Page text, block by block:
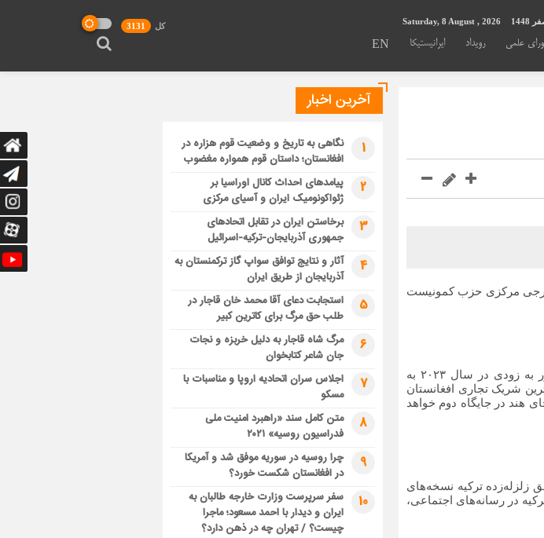
علمی رویداد ایرانیستیکا EN
کل 3131
خارجی مرکزی حزب کمونیست
با افزایش قابل ملاحظه میزان صادرات چین به افغانستان، انتظار می‌رود که این کشور به زودی در سال ۲۰۲۳ به
شریک تجاری افغانستان
هند در جایگاه دوم خواهد
زلزله‌زده ترکیه نسخه‌های
در رسانه‌های اجتماعی،
آخرین اخبار
1
نگاهی به تاریخ و وضعیت قوم هزاره در
افغانستان؛ داستان قوم همواره مغضوب
2
پیامدهای احداث کانال اوراسیا بر
ژئواکونومیک ایران و آسیای مرکزی
3
برخاستن ایران در تقابل اتحادهای
جمهوری آذربایجان-ترکیه-اسرائیل
4
آثار و نتایج توافق سواپ گاز ترکمنستان به
آذربایجان از طریق ایران
5
استجابت دعای آقا محمد خان قاجار در
طلب حق مرگ برای کاترین کبیر
6
مرگ شاه قاجار به دلیل خربزه و نجات
جان شاعر کتابخوان
7
اجلاس سران اتحادیه اروپا و مناسبات با
مسکو
8
متن کامل سند «راهبرد امنیت ملی
فدراسیون روسیه» ۲۰۲۱
9
چرا روسیه در سوریه موفق شد و آمریکا
در افغانستان شکست خورد؟
10
سفر سرپرست وزارت خارجه طالبان به
ایران و دیدار با احمد مسعود؛ ماجرا
چیست؟ / تهران چه در ذهن دارد؟